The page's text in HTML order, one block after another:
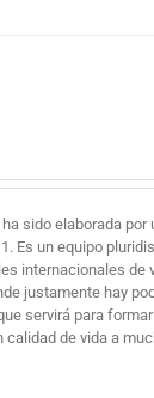
sido elaborada
Es un equipo
internacionales
justamente hay
servirá para
calidad de vida a